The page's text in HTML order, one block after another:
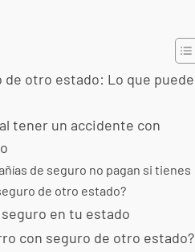
otro estado: Lo que puede
tener un accidente con
de seguro no pagan si tienes
de otro estado?
en tu estado
con seguro de otro estado?